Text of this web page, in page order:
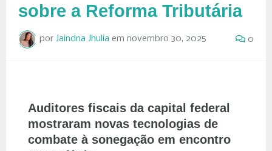
sobre a Reforma Tributária
por Jaindna Jhulia em novembro 30, 2025 0
Auditores fiscais da capital federal
mostraram novas tecnologias de
combate à sonegação em encontro